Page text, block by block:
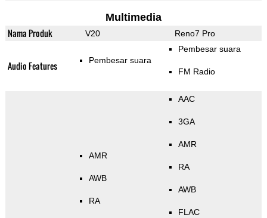
Multimedia
Nama Produk V20 Reno7 Pro
Audio Features Pembesar suara
Pembesar suara
FM Radio
AMR
AWB
RA
AAC
3GA
AMR
RA
AWB
FLAC